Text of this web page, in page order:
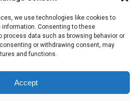
we use technologies like cookies to
Consenting to these
data such as browsing behavior or
or withdrawing consent, may
and functions.
Accept